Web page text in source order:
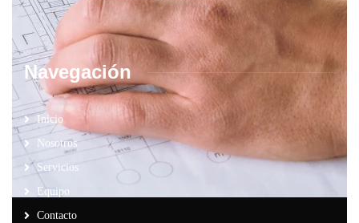
Navegación
Inicio
Nosotros
Servicios
Equipo
Contacto